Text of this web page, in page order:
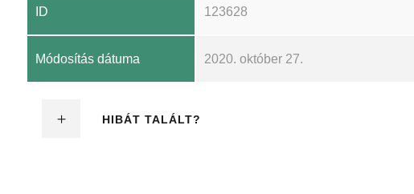
ID 123628
Módosítás dátuma 2020. október 27.
HIBÁT TALÁLT?